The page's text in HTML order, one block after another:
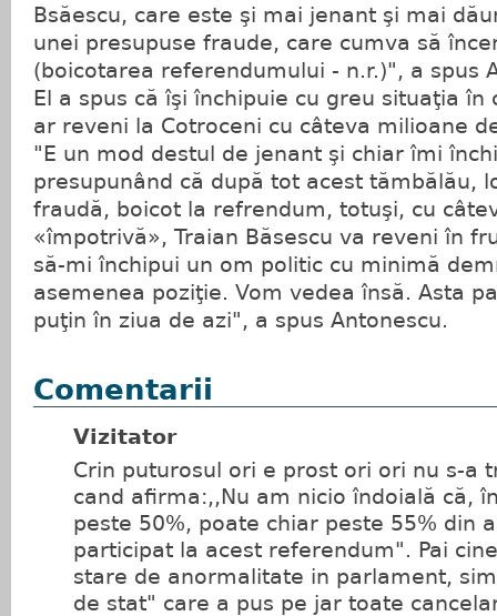
Bsăescu, care este şi mai jenant şi mai
unei presupuse fraude, care cumva să
(boicotarea referendumului - n.r.)", a spus
El a spus că îşi închipuie cu greu situaţia în
ar reveni la Cotroceni cu câteva milioane
"E un mod destul de jenant şi chiar îmi
presupunând că după tot acest tămbălău,
fraudă, boicot la refrendum, totuşi, cu
«împotrivă», Traian Băsescu va reveni în
să-mi închipui un om politic cu minimă
asemenea poziţie. Vom vedea însă. Asta
puţin în ziua de azi", a spus Antonescu.
Comentarii
Vizitator
Crin puturosul ori e prost ori ori nu s-a
cand afirma:,,Nu am nicio îndoială că,
peste 50%, poate chiar peste 55% din
participat la acest referendum". Pai
stare de anormalitate in parlament,
de stat" care a pus pe jar toate